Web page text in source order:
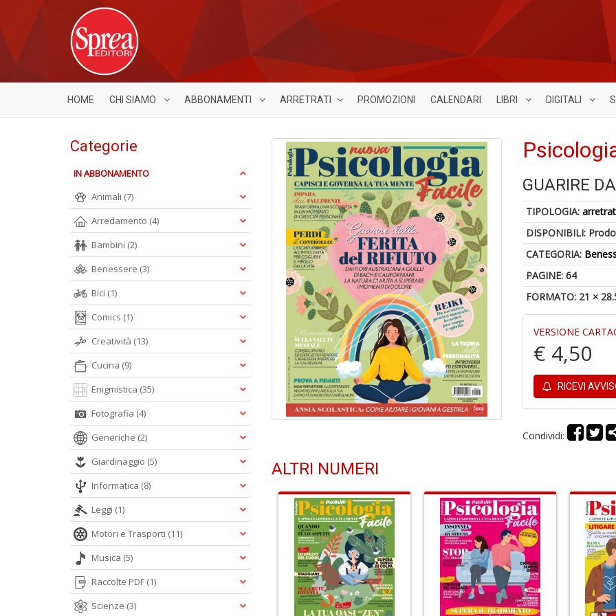
HOME CHI SIAMO ABBONAMENTI ARRETRATI PROMOZIONI CALENDARI LIBRI DIGITALI
GUARIRE
TIPOLOGIA:
DISPONIBILI:
CATEGORIA:
PAGINE: 64
FORMATO: 21 ×
VERSIONE
€ 4,50
RICEVI
Condividi:
ALTRI NUMERI
Categorie
IN ABBONAMENTO
Animali (7)
Arredamento (4)
Bambini (2)
Benessere (3)
Bici (1)
Comics (1)
Creatività (13)
Cucina (9)
Enigmistica (35)
Fotografia (4)
Generiche (2)
Giardinaggio (5)
Informatica (8)
Leggi (1)
Motori e Trasporti (11)
Musica (5)
Raccolte PDF (1)
Scienze (3)